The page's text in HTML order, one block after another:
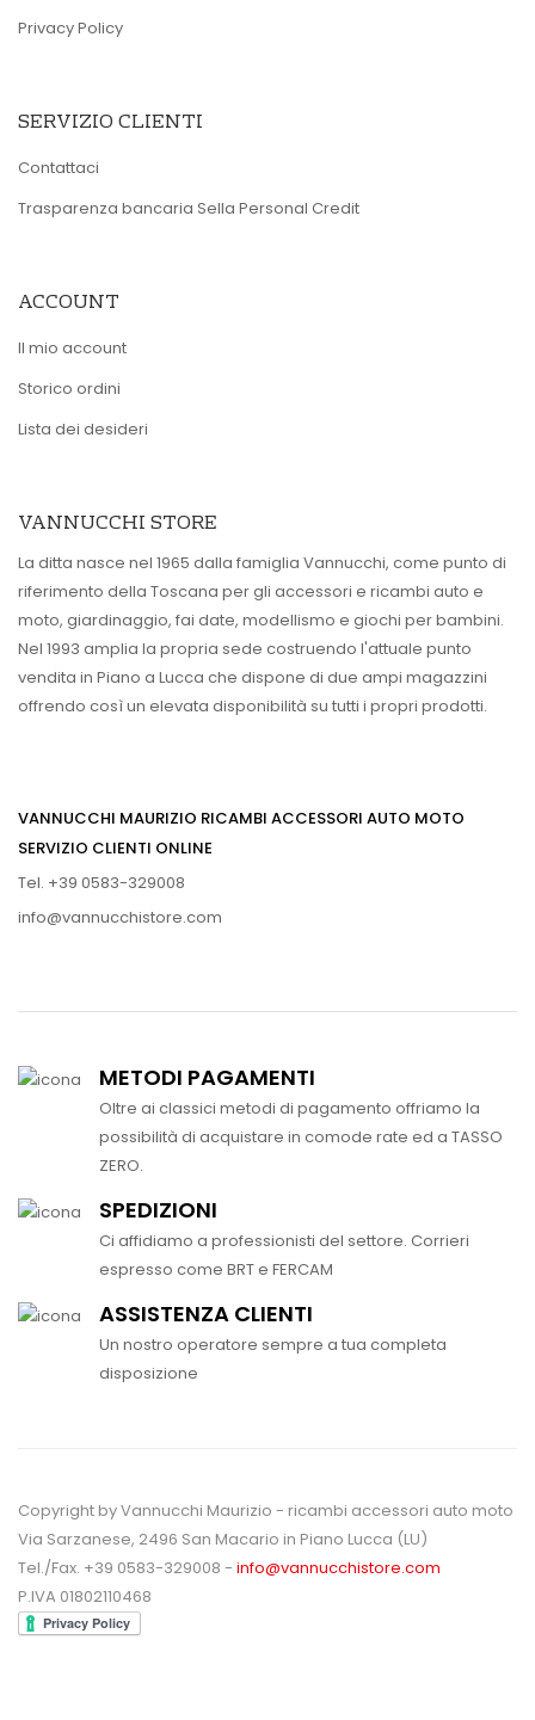
Privacy Policy
SERVIZIO CLIENTI
Contattaci
Trasparenza bancaria Sella Personal Credit
ACCOUNT
Il mio account
Storico ordini
Lista dei desideri
VANNUCCHI STORE
La ditta nasce nel 1965 dalla famiglia Vannucchi, come punto di
riferimento della Toscana per gli accessori e ricambi auto e
moto, giardinaggio, fai date, modellismo e giochi per bambini.
Nel 1993 amplia la propria sede costruendo l'attuale punto
vendita in Piano a Lucca che dispone di due ampi magazzini
offrendo così un elevata disponibilità su tutti i propri prodotti.
VANNUCCHI MAURIZIO RICAMBI ACCESSORI AUTO MOTO
SERVIZIO CLIENTI ONLINE
Tel. +39 0583-329008
info@vannucchistore.com
METODI PAGAMENTI
Oltre ai classici metodi di pagamento offriamo la
possibilità di acquistare in comode rate ed a TASSO
ZERO.
SPEDIZIONI
Ci affidiamo a professionisti del settore. Corrieri
espresso come BRT e FERCAM
ASSISTENZA CLIENTI
Un nostro operatore sempre a tua completa
disposizione
Copyright by Vannucchi Maurizio - ricambi accessori auto moto
Via Sarzanese, 2496 San Macario in Piano Lucca (LU)
Tel./Fax. +39 0583-329008 - info@vannucchistore.com
P.IVA 01802110468